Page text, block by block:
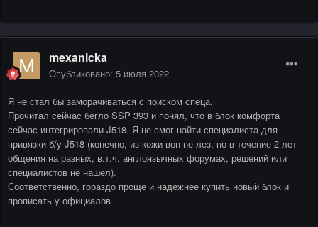
mexanicka
Опубликовано: 5 июля 2022
Я не стал бы заморачиваться с поиском спеца.
Прочитал сейчас бегло SSP 393 и понял, что в блок комфорта
сейчас интегрировали J518. Я не смог найти специалиста для
привязки б/у J518 (конечно, из кожи вон не лез, но в течение 2 лет
общения на разных, в.т.ч. англоязычных форумах, решений или
специалистов не нашел).
Соответственно, гораздо проще и надежнее купить новый блок и
прописать у официалов